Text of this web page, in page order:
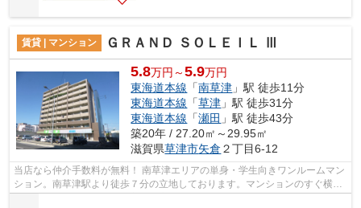
賃貸 | マンション ＧＲＡＮＤ ＳＯＬＥＩＬ Ⅲ
5.8万円～5.9万円
東海道本線 「南草津 」駅 徒歩11分
東海道本線 「草津 」駅 徒歩31分
東海道本線 「瀬田 」駅 徒歩43分
築20年 / 27.20㎡～29.95㎡
滋賀県草津市矢倉 ２丁目6-12
当店なら仲介手数料が無料！ 南草津エリアの単身・学生向きワンルームマン
ション。南草津駅より徒歩７分の立地しております。マンションのすぐ横が